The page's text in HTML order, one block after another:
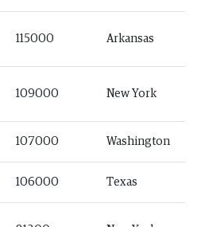
115000 Arkansas
109000 New York
107000 Washington
106000 Texas